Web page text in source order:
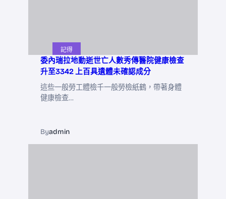
記得
委內瑞拉地動逝世亡人數秀傳醫院健康檢查
升至3342 上百具遺體未確認成分
這些一般勞工體檢千一般勞檢紙鶴，帶著身體
健康檢查…
Byadmin